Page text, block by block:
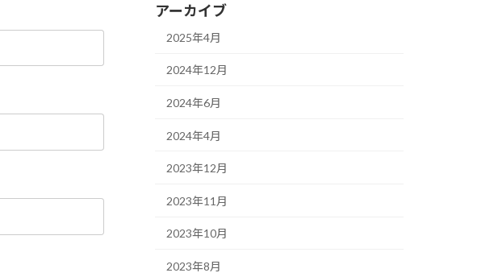
アーカイブ
2025年4月
2024年12月
2024年6月
2024年4月
2023年12月
2023年11月
2023年10月
2023年8月